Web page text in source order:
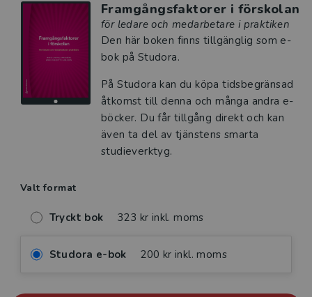
Framgångsfaktorer i förskolan
för ledare och medarbetare i praktiken
Den här boken finns tillgänglig som e-
bok på Studora.
På Studora kan du köpa tidsbegränsad
åtkomst till denna och många andra e-
böcker. Du får tillgång direkt och kan
även ta del av tjänstens smarta
studieverktyg.
Valt format
Tryckt bok 323 kr inkl. moms
Studora e-bok 200 kr inkl. moms